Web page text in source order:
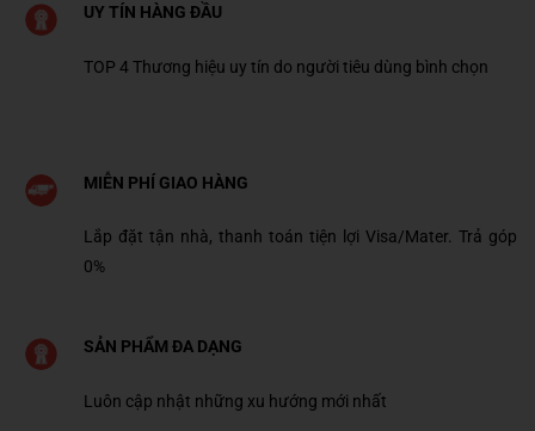
UY TÍN HÀNG ĐẦU
TOP 4 Thương hiệu uy tín do người tiêu dùng bình chọn
MIỄN PHÍ GIAO HÀNG
Lắp đặt tận nhà, thanh toán tiện lợi Visa/Mater. Trả góp
0%
SẢN PHẨM ĐA DẠNG
Luôn cập nhật những xu hướng mới nhất